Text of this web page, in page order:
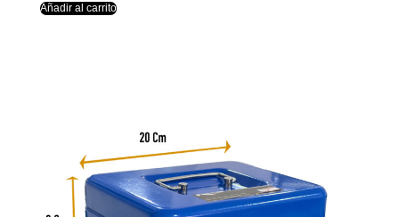
Añadir al carrito